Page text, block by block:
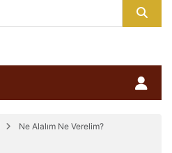
Ne Alalım Ne Verelim?